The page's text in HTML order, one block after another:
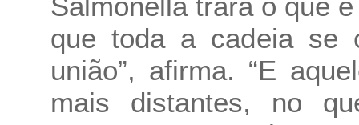
que toda a cadeia se
união”, afirma. “E
mais distantes, no